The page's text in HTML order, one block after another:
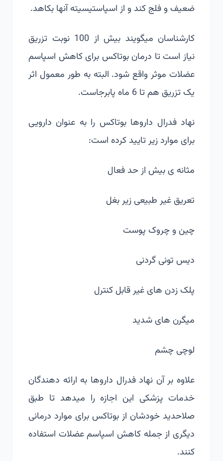
ضعیف و فلج کند و از اسپاستیسیته آنها بکاهد.
کارشناسان میگویند بیش از 100 نوبت تزریق
نیاز است تا درمان بوتاکس برای کاهش اسپاسم
عضلات موثر واقع شود. البته به طور معمول اثر
یک تزریق هم تا 6 ماه پابرجاست.
نهاد فدرال داروها بوتاکس را به عنوان دارویی
برای موارد زیر تایید کرده است:
مثانه ی بیش از حد فعال
تعریق غیر طبیعی زیر بغل
چین و چروک پوست
دیس تونی گردنی
پلک زدن های غیر قابل کنترل
میگرن های شدید
لوچی چشم
علاوه بر آن نهاد فدرال داروها به ارائه دهندگان
خدمات پزشکی این اجازه را میدهد تا طبق
صلاحدید خودشان از بوتاکس برای موارد درمانی
دیگری از جمله کاهش اسپاسم عضلات استفاده
کنند.